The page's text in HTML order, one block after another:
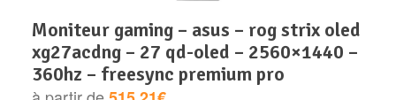
moniteur gaming – asus – rog strix oled
xg27acdng – 27 qd-oled – 2560×1440 –
360hz – freesync premium pro